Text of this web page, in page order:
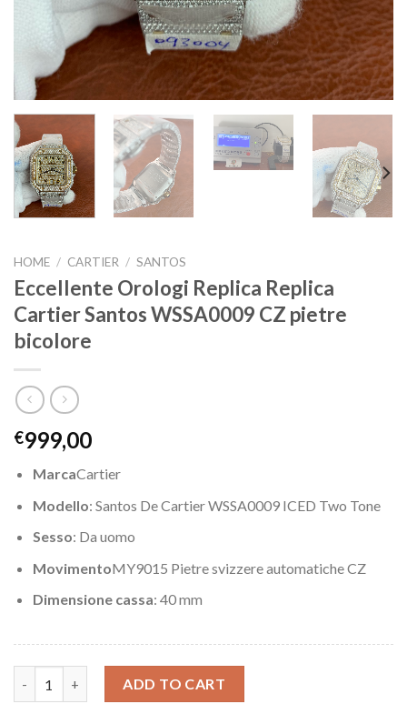
HOME / CARTIER / SANTOS
Eccellente Orologi Replica Replica
Cartier Santos WSSA0009 CZ pietre
bicolore
€999,00
MarcaCartier
Modello: Santos De Cartier WSSA0009 ICED Two Tone
Sesso: Da uomo
MovimentoMY9015 Pietre svizzere automatiche CZ
Dimensione cassa: 40 mm
ADD TO CART